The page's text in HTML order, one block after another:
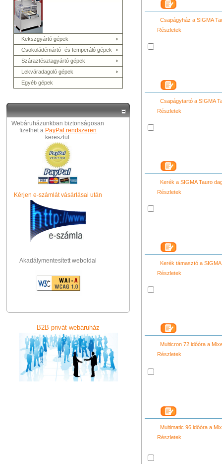
Kekszgyártó gépek
Csokoládémártó- és temperáló gépek
Száraztésztagyártó gépek
Lekváradagoló gépek
Egyéb gépek
Webáruházunkban biztonságosan
fizethet a PayPal rendszeren
keresztül.
Kérjen e-számlát vásárlásai után
Akadálymentesített weboldal
B2B privát webáruház
Csapágyház a SIGMA
Részletek
Csapágytartó a SIGMA
Részletek
Kerék a SIGMA Tauro
Részletek
Kerék támasztó a
Részletek
Multicron 72 időóra a
Részletek
Multimatic 96 időóra a
Részletek